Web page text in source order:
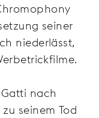
seiner
niederlässt,
nach
seinem Tod